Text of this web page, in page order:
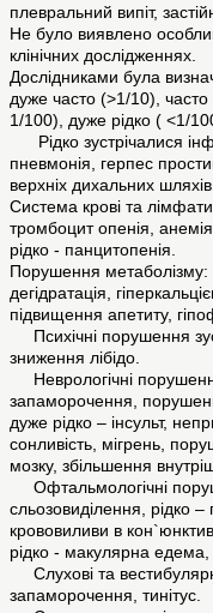
плевральний випіт,
Не було виявлено
клінічних дослідженнях.
Дослідниками була
дуже часто (>1/10),
1/100), дуже рідко ( <1/
Рідко зустрічалися
пневмонія, герпес
верхніх дихальних
Система крові та
тромбоцит опенія,
рідко - панцитопенія.
Порушення метаболізму:
дегідратація,
підвищення апетиту,
Психічні порушення
зниження лібідо.
Неврологічні
запаморочення,
дуже рідко – інсульт,
сонливість, мігрень,
мозку, збільшення
Офтальмологічні
сльозовиділення, рідко
крововиливи в
рідко - макулярна
Слухові та
запаморочення, тинітус.